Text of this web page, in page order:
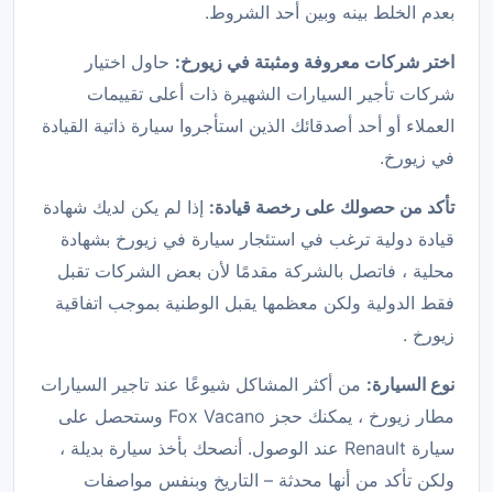
بعدم الخلط بينه وبين أحد الشروط.
اختر شركات معروفة ومثبتة في زيورخ: حاول اختيار
شركات تأجير السيارات الشهيرة ذات أعلى تقييمات
العملاء أو أحد أصدقائك الذين استأجروا سيارة ذاتية القيادة
في زيورخ.
تأكد من حصولك على رخصة قيادة: إذا لم يكن لديك شهادة
قيادة دولية ترغب في استئجار سيارة في زيورخ بشهادة
محلية ، فاتصل بالشركة مقدمًا لأن بعض الشركات تقبل
فقط الدولية ولكن معظمها يقبل الوطنية بموجب اتفاقية
زيورخ .
نوع السيارة: من أكثر المشاكل شيوعًا عند تاجير السيارات
مطار زيورخ ، يمكنك حجز Fox Vacano وستحصل على
سيارة Renault عند الوصول. أنصحك بأخذ سيارة بديلة ،
ولكن تأكد من أنها محدثة – التاريخ وبنفس مواصفات